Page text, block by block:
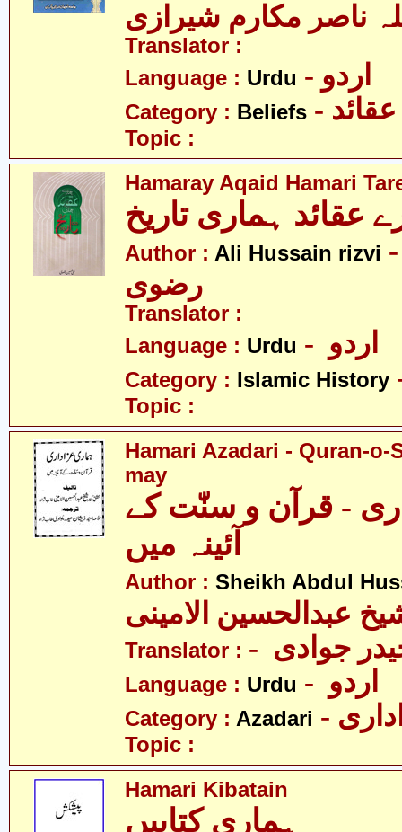
ناصر مکارم شیرازی
Translator :
Language : Urdu - اردو
Category : Beliefs - عقائد
Topic :
Hamaray Aqaid Hamari
Author : Ali Hussain rizvi
Translator :
Language : Urdu
Category : Islamic History
Topic :
Hamari Azadari - Quran-o-
may
- قرآن و سنّت کے
آئینہ میں
Author : Sheikh Abdul
عبدالحسین الامینی
Translator : جوادی
Language : Urdu
Category : Azadari
Topic :
Hamari Kibatain
ہماری کتابیں